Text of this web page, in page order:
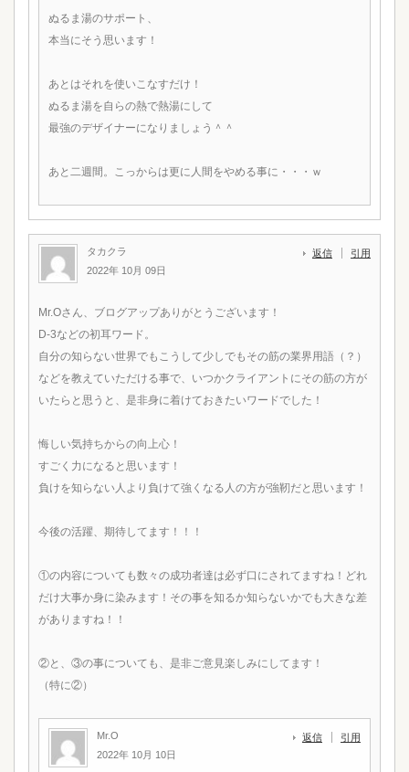
ぬるま湯のサポート、
本当にそう思います！
あとはそれを使いこなすだけ！
ぬるま湯を自らの熱で熱湯にして
最強のデザイナーになりましょう＾＾
あと二週間。こっからは更に人間をやめる事に・・・ｗ
タカクラ
2022年 10月 09日
返信 引用
Mr.Oさん、ブログアップありがとうございます！
D-3などの初耳ワード。
自分の知らない世界でもこうして少しでもその筋の業界用語（？）
などを教えていただける事で、いつかクライアントにその筋の方が
いたらと思うと、是非身に着けておきたいワードでした！
悔しい気持ちからの向上心！
すごく力になると思います！
負けを知らない人より負けて強くなる人の方が強靭だと思います！
今後の活躍、期待してます！！！
①の内容についても数々の成功者達は必ず口にされてますね！どれ
だけ大事か身に染みます！その事を知るか知らないかでも大きな差
がありますね！！
②と、③の事についても、是非ご意見楽しみにしてます！
（特に②）
Mr.O
2022年 10月 10日
返信 引用